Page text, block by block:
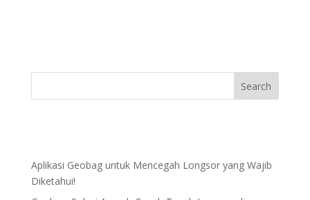
Aplikasi Geobag untuk Mencegah Longsor yang Wajib
Diketahui!